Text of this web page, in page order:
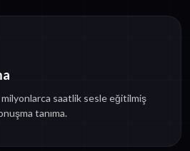
saatlik sesle eğitilmiş
tanıma.